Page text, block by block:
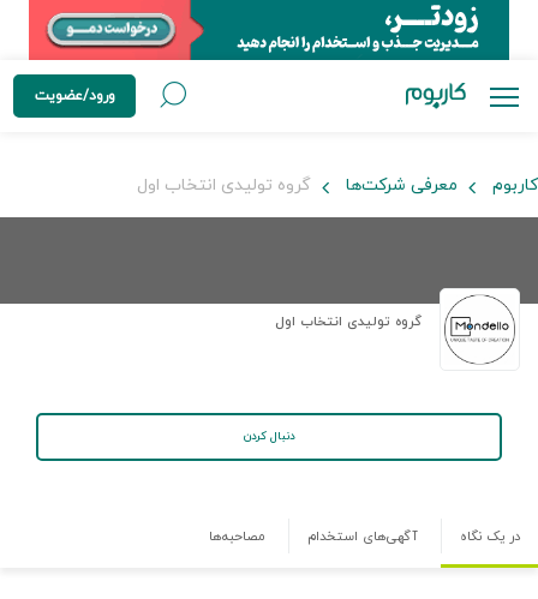
ورود/عضویت
کاربوم معرفی شرکت‌ها گروه تولیدی انتخاب اول
گروه تولیدی انتخاب اول
دنبال کردن
در یک نگاه آگهی‌های استخدام مصاحبه‌ها